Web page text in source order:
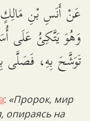
عَنْ أَنَسِ بْنِ
وَهُوَ يَتَّكِئُ عَلَى
تَوَشَّحَ بِهِ، فَصَلَّى
: «Пророк, мир
опираясь на